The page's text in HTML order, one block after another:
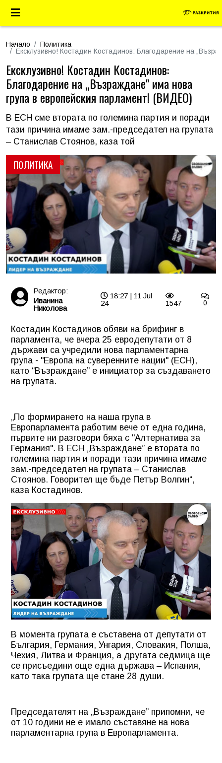
Начало
Политика
Ексклузивно! Костадин Костадинов: Благодарение на
ПОЛИТИКА
Ексклузивно! Костадин Костадинов:
Благодарение на „Възраждане" има нова
група в европейския парламент! (ВИДЕО)
В ЕСН сме втората по големина партия и поради
тази причина имаме зам.-председател на групата
– Станислав Стоянов, каза той
Редактор:
Иванина
Николова
18:27 | 11 Jul
24
1547 0
Костадин Костадинов обяви на брифинг в
парламента, че вчера 25 евродепутати от 8
държави са учредили нова парламентарна
група - "Европа на суверенните нации" (ЕСН),
като “Възраждане” е инициатор за създаването
на групата.
„По формирането на наша група в
Европарламента работим вече от една година,
първите ни разговори бяха с "Алтернатива за
Германия". В ЕСН „Възраждане” е втората по
големина партия и поради тази причина имаме
зам.-председател на групата – Станислав
Стоянов. Говорител ще бъде Петър Волгин“,
каза Костадинов.
В момента групата е съставена от депутати от
България, Германия, Унгария, Словакия, Полша,
Чехия, Литва и Франция, а другата седмица ще
се присъедини още една държава – Испания,
като така групата ще стане 28 души.
Председателят на „Възраждане” припомни, че
от 10 години не е имало съставяне на нова
парламентарна група в Европарламента.